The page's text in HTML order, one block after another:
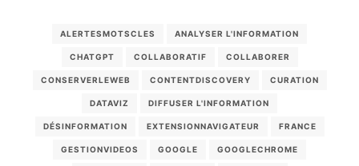
ALERTESMOTSCLES ANALYSER L'INFORMATION
CHATGPT COLLABORATIF COLLABORER
CONSERVERLEWEB CONTENTDISCOVERY CURATION
DATAVIZ DIFFUSER L'INFORMATION
DÉSINFORMATION EXTENSIONNAVIGATEUR FRANCE
GESTIONVIDEOS GOOGLE GOOGLECHROME